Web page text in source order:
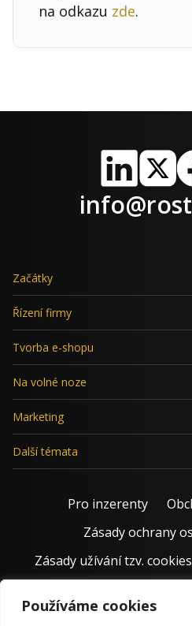
Používáme cookies
na odkazu zde.
LinkedIn
X
Začátky
Řízení firmy
Tvorba e-shopu
Na volné noze
Marketing
Další témata
Pro inzerenty
Zásady ochrany
Zásady užívání tzv. cookies